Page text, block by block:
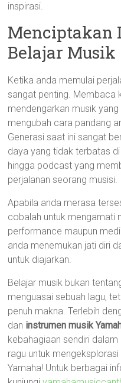
inspirasi.
Menciptakan
Belajar Musik
Ketika anda memulai
sangat penting. Membaca
mendengarkan musik
mengubah cara pandang
Generasi saat ini sangat
daya yang tidak terbatas
hingga podcast yang
perjalanan seorang musisi.
Apabila anda merasa
cobalah untuk mengamati
performance maupun
anda menemukan jati diri
untuk diajarkan.
Belajar musik bukan
menguasai sebuah lagu,
penuh makna. Terlebih
dan instrumen musik
kebahagiaan sendiri
ragu untuk
Yamaha! Untuk berbagai